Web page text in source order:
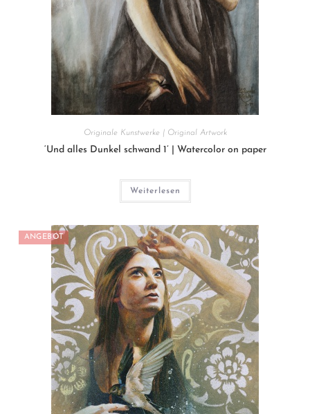
Originale Kunstwerke | Original Artwork
‘Und alles Dunkel schwand 1’ | Watercolor on paper
Weiterlesen
ANGEBOT